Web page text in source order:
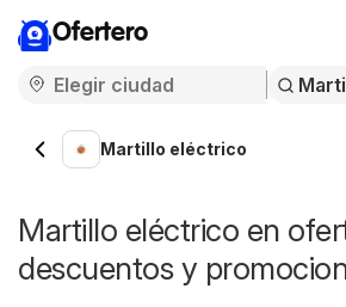
Ofertero
Martillo eléctrico
Martillo eléctrico en
descuentos y